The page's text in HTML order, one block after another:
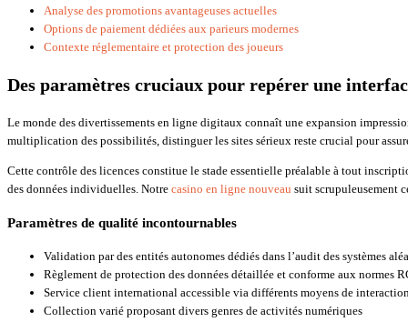
Analyse des promotions avantageuses actuelles
Options de paiement dédiées aux parieurs modernes
Contexte réglementaire et protection des joueurs
Des paramètres cruciaux pour repérer une
Le monde des divertissements en ligne digitaux connaît une expansion
multiplication des possibilités, distinguer les sites sérieux reste crucial pour
Cette contrôle des licences constitue le stade essentielle préalable à tout
des données individuelles. Notre casino en ligne nouveau suit scrupuleusement
Paramètres de qualité incontournables
Validation par des entités autonomes dédiés dans l’audit des systèmes
Règlement de protection des données détaillée et conforme aux normes
Service client international accessible via différents moyens de
Collection varié proposant divers genres de activités numériques